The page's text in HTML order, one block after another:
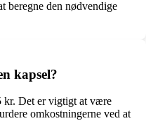
beregne den nødvendige
kapsel?
kr. Det er vigtigt at være
omkostningerne ved at